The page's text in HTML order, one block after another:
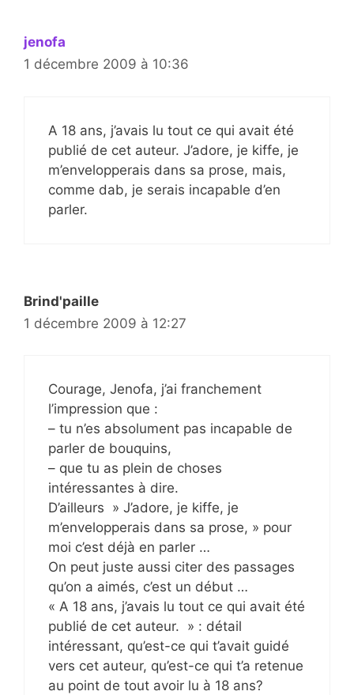
jenofa
1 décembre 2009 à 10:36
A 18 ans, j’avais lu tout ce qui avait été
publié de cet auteur. J’adore, je kiffe, je
m’envelopperais dans sa prose, mais,
comme dab, je serais incapable d’en
parler.
Brind'paille
1 décembre 2009 à 12:27
Courage, Jenofa, j’ai franchement
l’impression que :
– tu n’es absolument pas incapable de
parler de bouquins,
– que tu as plein de choses
intéressantes à dire.
D’ailleurs » J’adore, je kiffe, je
m’envelopperais dans sa prose, » pour
moi c’est déjà en parler …
On peut juste aussi citer des passages
qu’on a aimés, c’est un début …
« A 18 ans, j’avais lu tout ce qui avait été
publié de cet auteur. » : détail
intéressant, qu’est-ce qui t’avait guidé
vers cet auteur, qu’est-ce qui t’a retenue
au point de tout avoir lu à 18 ans?